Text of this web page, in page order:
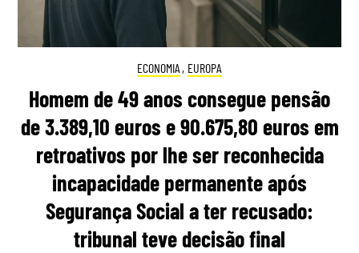
ECONOMIA , EUROPA
Homem de 49 anos consegue pensão
de 3.389,10 euros e 90.675,80 euros em
retroativos por lhe ser reconhecida
incapacidade permanente após
Segurança Social a ter recusado:
tribunal teve decisão final